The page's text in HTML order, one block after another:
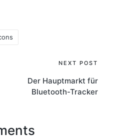
NEXT POST
Der Hauptmarkt für
Bluetooth-Tracker